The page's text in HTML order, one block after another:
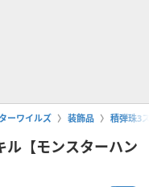
ーワイルズ 装飾品 積弾珠3
ル【モンスターハン